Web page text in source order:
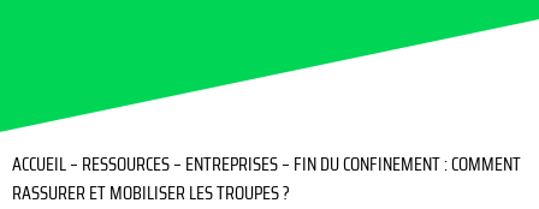
ACCUEIL– RESSOURCES– ENTREPRISES– FIN DU CONFINEMENT : COMMENT
RASSURER ET MOBILISER LES TROUPES ?